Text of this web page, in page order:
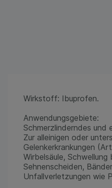
Wirkstoff: Ibuprofen.
Anwendungsgebiete:
Schmerzlinderndes und
Zur alleinigen oder
Gelenkerkrankungen
Wirbelsäule,
Sehnenscheiden,
Unfallverletzungen wie